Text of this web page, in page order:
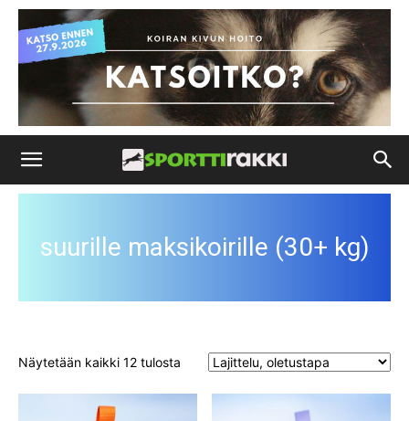
suurille maksikoirille (30+ kg)
Näytetään kaikki 12 tulosta